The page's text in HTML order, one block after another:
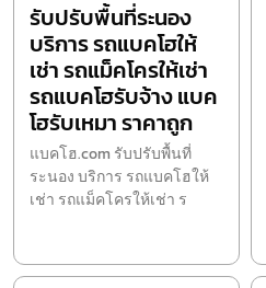
รับปรับพื้นที่ระนอง
บริการ รถแบคโฮให้
เช่า รถแม็คโครให้เช่า
รถแบคโฮรับจ้าง แบค
โฮรับเหมา ราคาถูก
แบคโฮ.com รับปรับพื้นที่
ระนอง บริการ รถแบคโฮให้
เช่า รถแม็คโครให้เช่า ร